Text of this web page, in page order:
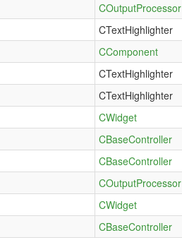
COutputProcessor
CTextHighlighter
CComponent
CTextHighlighter
CTextHighlighter
CWidget
CBaseController
CBaseController
COutputProcessor
CWidget
CBaseController